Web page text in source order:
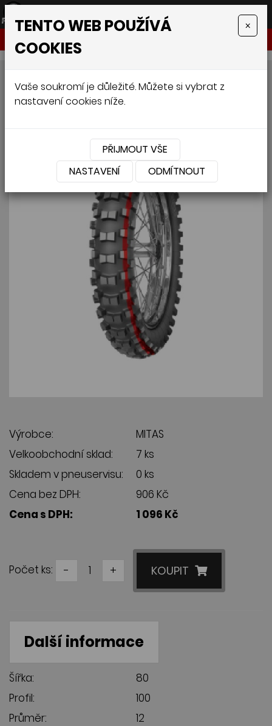
MITAS C-20 80/100 R12 50M
Výrobce:
MITAS
Velkoobchodní sklad:
7 ks
Skladem v pneuservisu:
0 ks
Cena bez DPH:
906 Kč
Cena s DPH:
1 096 Kč
Počet ks: - + KOUPIT
Další informace
Šířka:
80
Profil:
100
Průměr:
12
TENTO WEB POUŽÍVÁ
COOKIES
×
Vaše soukromí je důležité. Můžete si vybrat z
nastavení cookies níže.
PŘIJMOUT VŠE
NASTAVENÍ
ODMÍTNOUT